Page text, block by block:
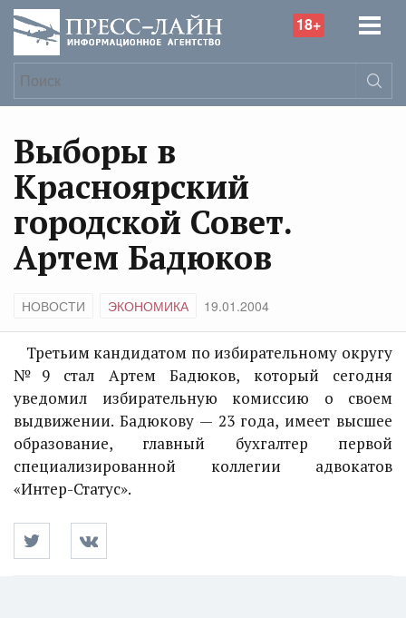
18+
Выборы в
Красноярский
городской Совет.
Артем Бадюков
НОВОСТИ ЭКОНОМИКА 19.01.2004
Третьим кандидатом по избирательному округу
№9 стал Артем Бадюков, который сегодня
уведомил избирательную комиссию о своем
выдвижении. Бадюкову — 23 года, имеет высшее
образование, главный бухгалтер первой
специализированной коллегии адвокатов
«Интер-Статус».